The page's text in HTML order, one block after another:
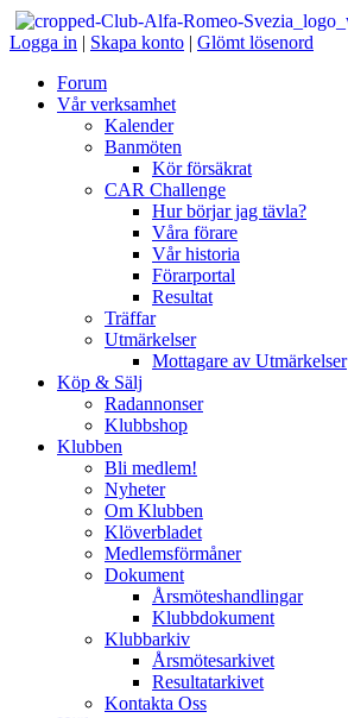
Logga in | Skapa konto | Glömt lösenord
Forum
Vår verksamhet
Kalender
Banmöten
Kör försäkrat
CAR Challenge
Hur börjar jag tävla?
Våra förare
Vår historia
Förarportal
Resultat
Träffar
Utmärkelser
Mottagare av Utmärkelser
Köp & Sälj
Radannonser
Klubbshop
Klubben
Bli medlem!
Nyheter
Om Klubben
Klöverbladet
Medlemsförmåner
Dokument
Årsmöteshandlingar
Klubbdokument
Klubbarkiv
Årsmötesarkivet
Resultatarkivet
Kontakta Oss